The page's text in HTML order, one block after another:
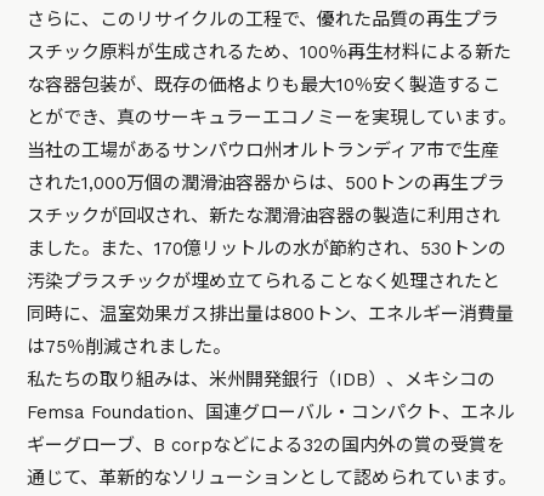
さらに、このリサイクルの工程で、優れた品質の再生プラ
スチック原料が生成されるため、100％再生材料による新た
な容器包装が、既存の価格よりも最大10％安く製造するこ
とができ、真のサーキュラーエコノミーを実現しています。
当社の工場があるサンパウロ州オルトランディア市で生産
された1,000万個の潤滑油容器からは、500トンの再生プラ
スチックが回収され、新たな潤滑油容器の製造に利用され
ました。また、170億リットルの水が節約され、530トンの
汚染プラスチックが埋め立てられることなく処理されたと
同時に、温室効果ガス排出量は800トン、エネルギー消費量
は75％削減されました。
私たちの取り組みは、米州開発銀行（IDB）、メキシコの
Femsa Foundation、国連グローバル・コンパクト、エネル
ギーグローブ、B corpなどによる32の国内外の賞の受賞を
通じて、革新的なソリューションとして認められています。